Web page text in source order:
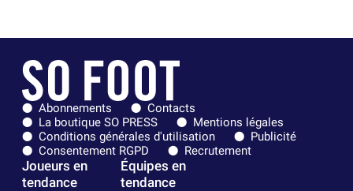
Abonnements
Contacts
La boutique SO PRESS
Mentions légales
Conditions générales d'utilisation
Publicité
Consentement RGPD
Recrutement
Joueurs en
tendance
Équipes en
tendance